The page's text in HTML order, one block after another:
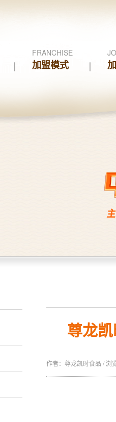
FRANCHISE
加盟模式
尊龙
作者：尊龙凯时食品 /